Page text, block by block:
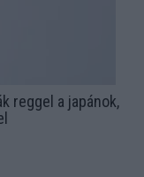
reggel a japánok,